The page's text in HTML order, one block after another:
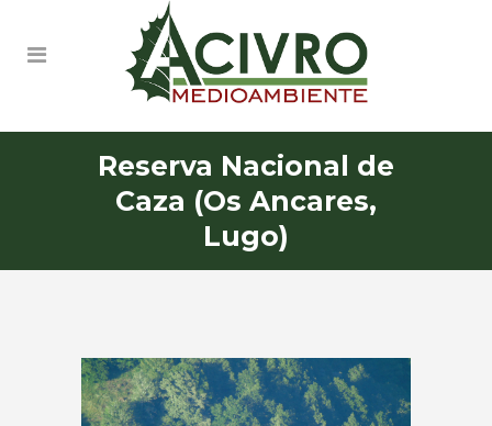
Reserva Nacional de
Caza (Os Ancares,
Lugo)